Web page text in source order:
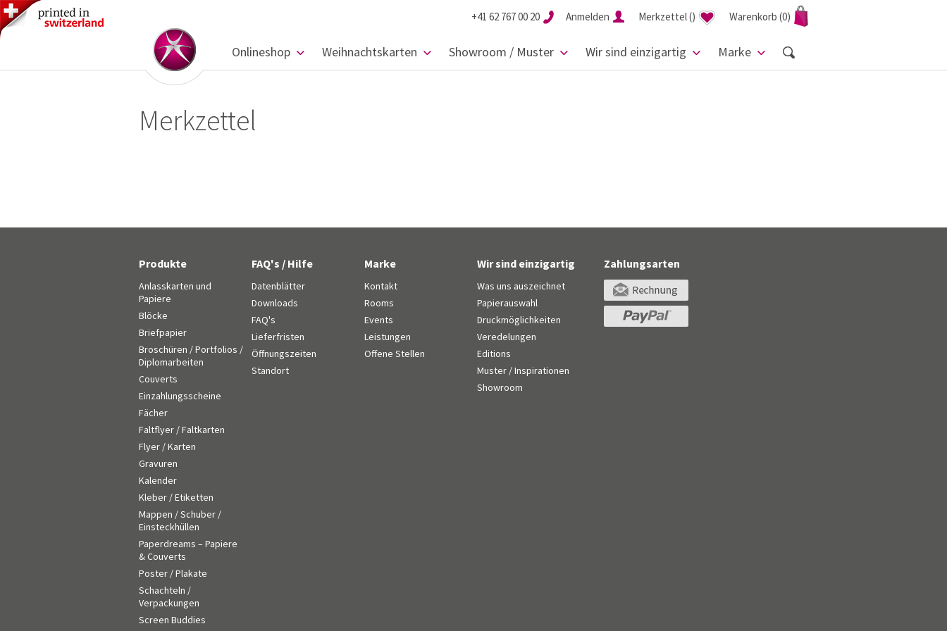
+41 62 767 00 20 Anmelden Merkzettel() Warenkorb (0)
Onlineshop Weihnachtskarten Showroom / Muster Wir sind einzigartig Marke
Merkzettel
Produkte
Anlasskarten und
Papiere
Blöcke
Briefpapier
Broschüren / Portfolios /
Diplomarbeiten
Couverts
Einzahlungsscheine
Fächer
Faltflyer / Faltkarten
Flyer / Karten
Gravuren
Kalender
Kleber / Etiketten
Mappen / Schuber /
Einsteckhüllen
Paperdreams – Papiere
& Couverts
Poster / Plakate
Schachteln /
Verpackungen
Screen Buddies
FAQ's / Hilfe
Datenblätter
Downloads
FAQ's
Lieferfristen
Öffnungszeiten
Standort
Marke
Kontakt
Rooms
Events
Leistungen
Offene Stellen
Wir sind einzigartig
Was uns auszeichnet
Papierauswahl
Druckmöglichkeiten
Veredelungen
Editions
Muster / Inspirationen
Showroom
Zahlungsarten